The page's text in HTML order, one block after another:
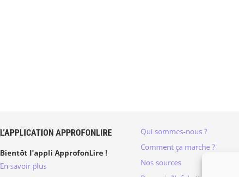
L’APPLICATION APPROFONLIRE
Bientôt l'appli ApprofonLire !
En savoir plus
Qui sommes-nous ?
Comment ça marche ?
Nos sources